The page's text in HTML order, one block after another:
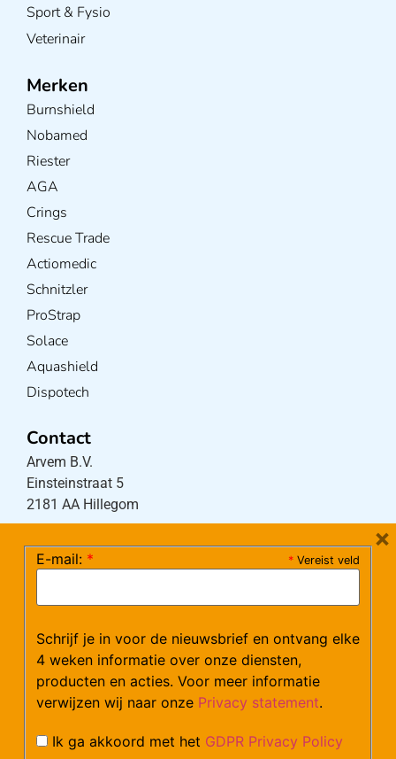
Sport & Fysio
Veterinair
Merken
Burnshield
Nobamed
Riester
AGA
Crings
Rescue Trade
Actiomedic
Schnitzler
ProStrap
Solace
Aquashield
Dispotech
Contact
Arvem B.V.
Einsteinstraat 5
2181 AA Hillegom
Tel:0252-533256
08:30-16:00 uur)
Mail:
klantenservice@arvem.nl
Werken bij Arvem?
Bekijk hier onze vacatures.
* Vereist veld
E-mail: *
Schrijf je in voor de nieuwsbrief en ontvang elke
4 weken informatie over onze diensten,
producten en acties. Voor meer informatie
verwijzen wij naar onze Privacy statement.
Ik ga akkoord met het GDPR Privacy Policy
×